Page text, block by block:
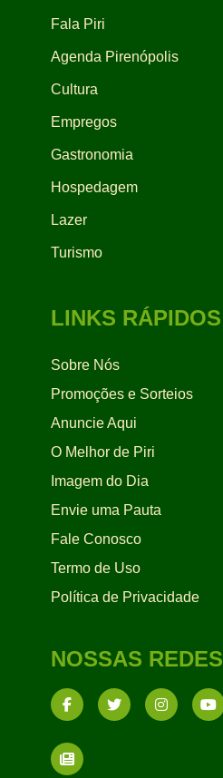
Fala Piri
Agenda Pirenópolis
Cultura
Empregos
Gastronomia
Hospedagem
Lazer
Turismo
LINKS RÁPIDOS
Sobre Nós
Promoções e Sorteios
Anuncie Aqui
O Melhor de Piri
Imagem do Dia
Envie uma Pauta
Fale Conosco
Termo de Uso
Política de Privacidade
NOSSAS REDES